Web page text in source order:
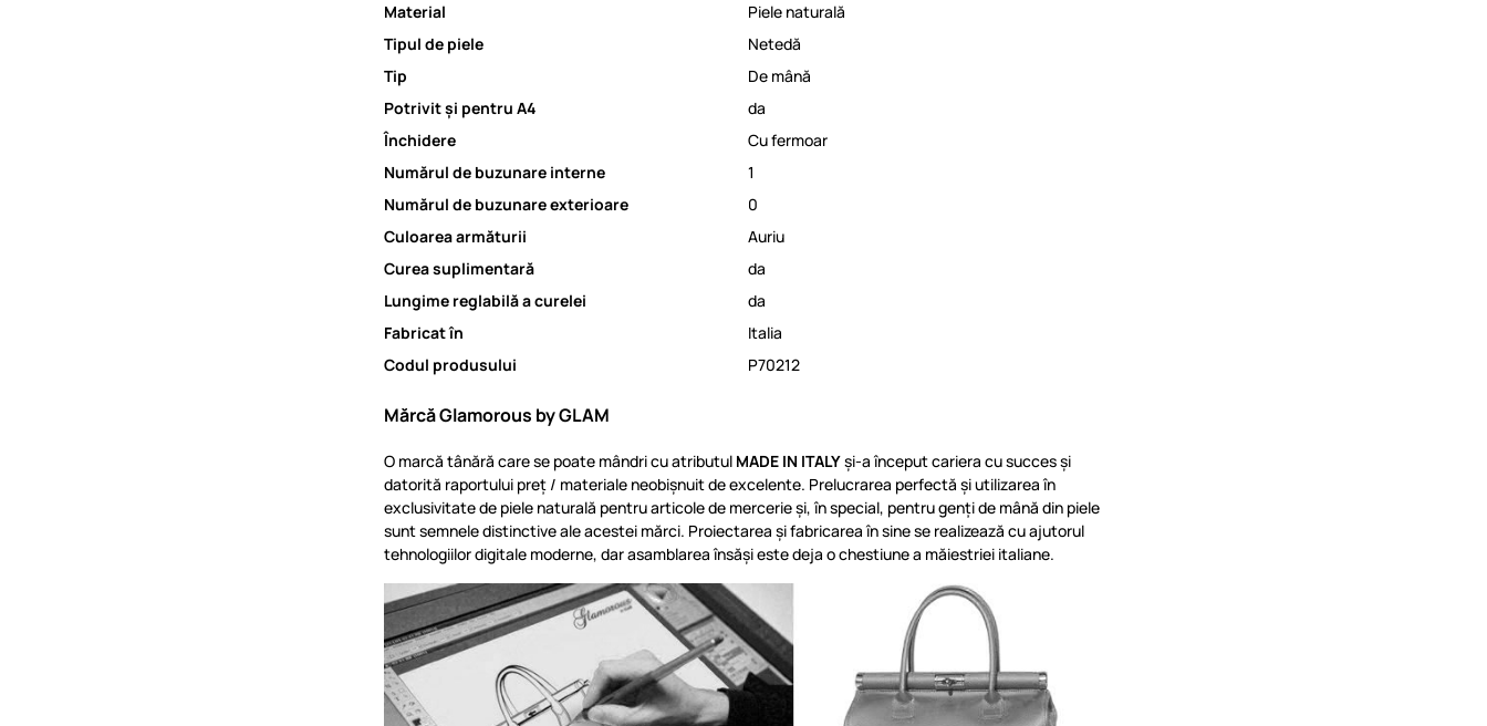
Material
Piele naturală
Tipul de piele
Netedă
Tip
De mână
Potrivit și pentru A4
da
Închidere
Cu fermoar
Numărul de buzunare interne
1
Numărul de buzunare exterioare
0
Culoarea armăturii
Auriu
Curea suplimentară
da
Lungime reglabilă a curelei
da
Fabricat în
Italia
Codul produsului
P70212
Mărcă Glamorous by GLAM
O marcă tânără care se poate mândri cu atributul MADE IN ITALYși-a început cariera cu succes și
datorită raportului preț / materiale neobișnuit de excelente. Prelucrarea perfectă și utilizarea în
exclusivitate de piele naturală pentru articole de mercerie și, în special, pentru genți de mână din piele
sunt semnele distinctive ale acestei mărci. Proiectarea și fabricarea în sine se realizează cu ajutorul
tehnologiilor digitale moderne, dar asamblarea însăși este deja o chestiune a măiestriei italiane.